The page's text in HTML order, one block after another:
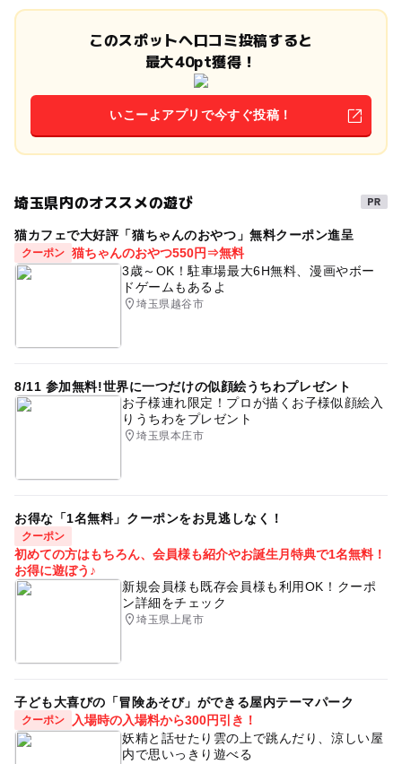
このスポットへ口コミ投稿すると
最大40pt獲得！
いこーよアプリで今すぐ投稿！
埼玉県内のオススメの遊び
猫カフェで大好評「猫ちゃんのおやつ」無料クーポン進呈
クーポン 猫ちゃんのおやつ550円⇒無料
3歳～OK！駐車場最大6H無料、漫画やボー
ドゲームもあるよ
埼玉県越谷市
8/11 参加無料!世界に一つだけの似顔絵うちわプレゼント
お子様連れ限定！プロが描くお子様似顔絵入
りうちわをプレゼント
埼玉県本庄市
お得な「1名無料」クーポンをお見逃しなく！
クーポン
初めての方はもちろん、会員様も紹介やお誕生月特典で1名無料！
お得に遊ぼう♪
新規会員様も既存会員様も利用OK！クーポ
ン詳細をチェック
埼玉県上尾市
子ども大喜びの「冒険あそび」ができる屋内テーマパーク
クーポン
入場時の入場料から300円引き！
妖精と話せたり雲の上で跳んだり、涼しい屋
内で思いっきり遊べる